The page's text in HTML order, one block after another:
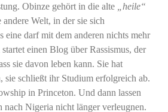
Obinze gehört in die alte
„heile“
Welt, in der sie sich
eine darf mit dem anderen nichts mehr
einen Blog über Rassismus, der
sie davon leben kann. Sie hat
sie schließt ihr Studium erfolgreich ab.
in Princeton. Und dann lassen
nach Nigeria nicht länger verleugnen.